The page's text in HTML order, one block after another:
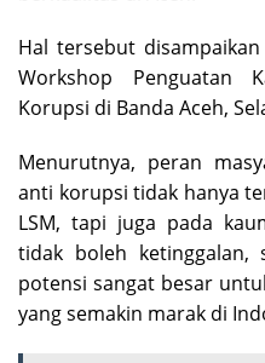
Hal tersebut
Workshop Penguatan
Korupsi di Banda Aceh,
Menurutnya, peran
anti korupsi tidak hanya
LSM, tapi juga pada
tidak boleh ketinggalan,
potensi sangat besar
yang semakin marak di